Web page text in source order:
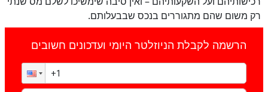
רק משום שהם מתגוררים בנכס שבבעלותם.
הרשמה לקבלת הניוזלטר היומי ועדכונים חשובים